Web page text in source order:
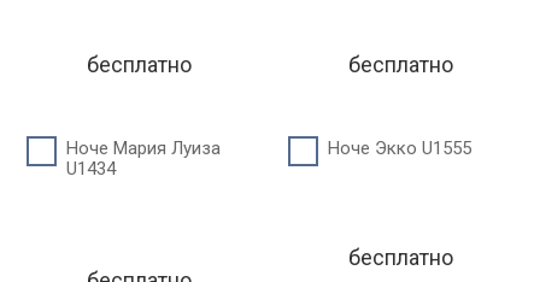
бесплатно бесплатно
Ноче Мария Луиза
U1434
Ноче Экко U1555
бесплатно